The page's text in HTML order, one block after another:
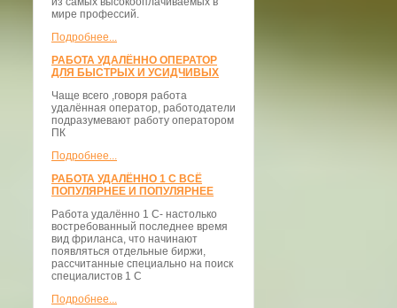
мире профессий.
Подробнее...
РАБОТА УДАЛЁННО ОПЕРАТОР
ДЛЯ БЫСТРЫХ И УСИДЧИВЫХ
Чаще всего ,говоря работа
удалённая оператор, работодатели
подразумевают работу оператором
ПК
Подробнее...
РАБОТА УДАЛЁННО 1 С ВСЁ
ПОПУЛЯРНЕЕ И ПОПУЛЯРНЕЕ
Работа удалённо 1 С- настолько
востребованный последнее время
вид фриланса, что начинают
появляться отдельные биржи,
рассчитанные специально на поиск
специалистов 1 С
Подробнее...